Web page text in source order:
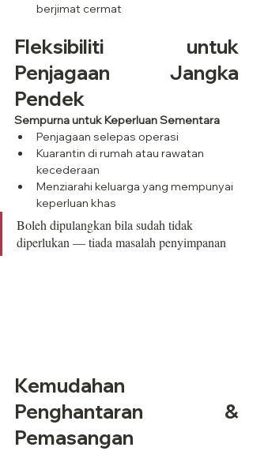
berjimat cermat
Fleksibiliti untuk
Penjagaan Jangka
Pendek
Sempurna untuk Keperluan Sementara
Penjagaan selepas operasi
Kuarantin di rumah atau rawatan
kecederaan
Menziarahi keluarga yang mempunyai
keperluan khas
Boleh dipulangkan bila sudah tidak
diperlukan — tiada masalah penyimpanan
Kemudahan
Penghantaran &
Pemasangan